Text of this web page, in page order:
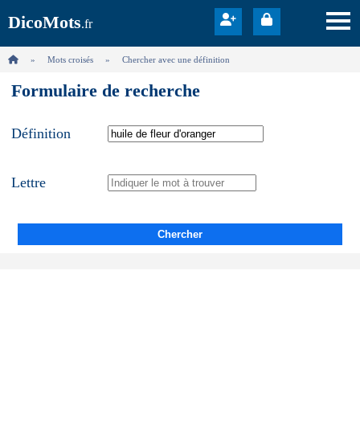
DicoMots.fr
Mots croisés Chercher avec une définition
Formulaire de recherche
Définition
Lettre
Chercher